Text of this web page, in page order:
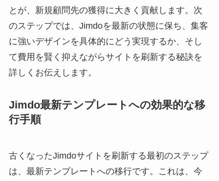
とが、新規顧問先の獲得に大きく貢献します。次
のステップでは、Jimdoを最新の状態に保ち、集客
に強いデザインを具体的にどう実現するか、そし
て費用を賢く抑えながらサイトを刷新する秘訣を
詳しくお伝えします。
Jimdo最新テンプレートへの効果的な移
行手順
古くなったJimdoサイトを刷新する最初のステップ
は、最新テンプレートへの移行です。これは、今